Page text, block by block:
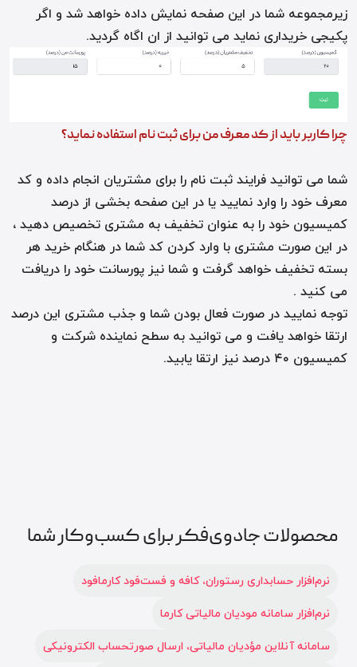
زیرمجموعه شما در این صفحه نمایش داده خواهد شد و اگر
پکیجی خریداری نماید می توانید از ان اگاه گردید.
چرا کاربر باید از کد معرف من برای ثبت نام استفاده نماید؟
شما می توانید فرایند ثبت نام را برای مشتریان انجام داده و کد
معرف خود را وارد نمایید یا در این صفحه بخشی از درصد
کمیسیون خود را به عنوان تخفیف به مشتری تخصیص دهید ،
در این صورت مشتری با وارد کردن کد شما در هنگام خرید هر
بسته تخفیف خواهد گرفت و شما نیز پورسانت خود را دریافت
می کنید .
توجه نمایید در صورت فعال بودن شما و جذب مشتری این درصد
ارتقا خواهد یافت و می توانید به سطح نماینده شرکت و
کمیسیون ۴۰ درصد نیز ارتقا یابید.
محصولات جادوی‌فکر برای کسب‌وکار شما
نرم‌افزار حسابداری رستوران، کافه و فست‌فود کارمافود
نرم‌افزار سامانه مودیان مالیاتی کارما
سامانه آنلاین مؤدیان مالیاتی، ارسال صورتحساب الکترونیکی